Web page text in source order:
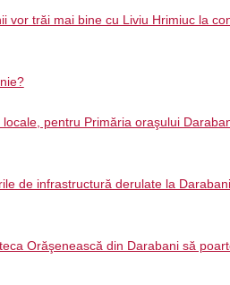
vor trăi mai bine cu Liviu Hrimiuc la
pentru Primăria oraşului
de infrastructură derulate la
Orăşenească din Darabani să